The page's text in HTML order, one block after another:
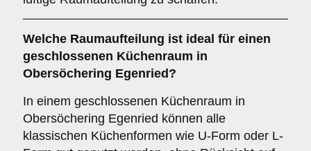
Welche Raumaufteilung ist ideal für einen
geschlossenen Küchenraum in
Obersöchering Egenried?
In einem geschlossenen Küchenraum in
Obersöchering Egenried können alle
klassischen Küchenformen wie U-Form oder L-